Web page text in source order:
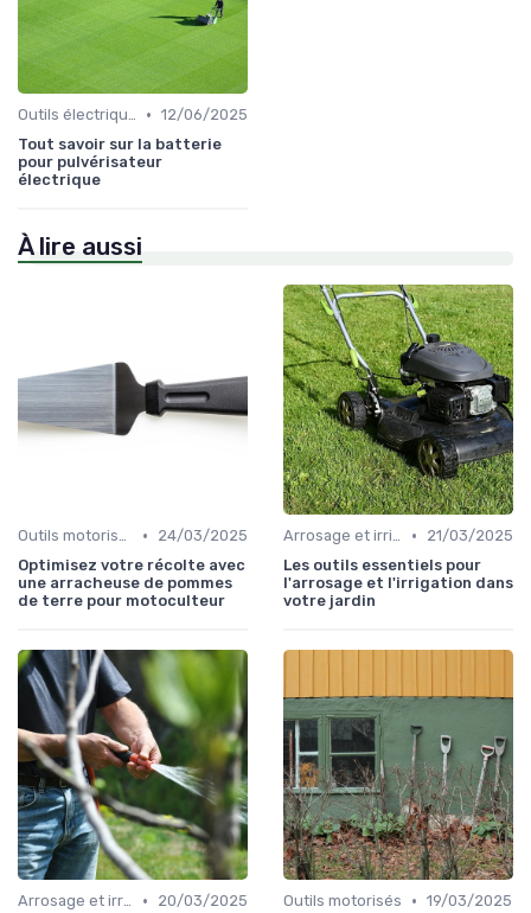
Outils électriques • 12/06/2025
Tout savoir sur la batterie
pour pulvérisateur
électrique
À lire aussi
Outils motorisés •
24/03/2025
Optimisez votre récolte avec
une arracheuse de pommes
de terre pour motoculteur
Arrosage et irrigation •
21/03/2025
Les outils essentiels pour
l'arrosage et l'irrigation dans
votre jardin
Arrosage et irrigation •
20/03/2025
Outils motorisés • 19/03/2025